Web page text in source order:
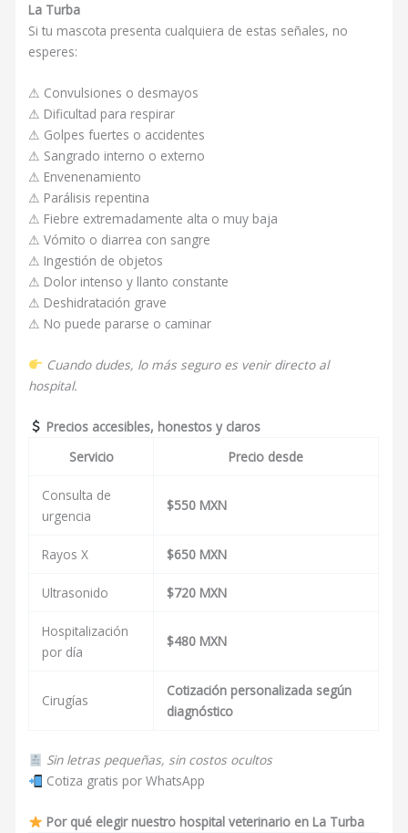
La Turba
Si tu mascota presenta cualquiera de estas señales, no
esperes:
⚠ Convulsiones o desmayos
⚠ Dificultad para respirar
⚠ Golpes fuertes o accidentes
⚠ Sangrado interno o externo
⚠ Envenenamiento
⚠ Parálisis repentina
⚠ Fiebre extremadamente alta o muy baja
⚠ Vómito o diarrea con sangre
⚠ Ingestión de objetos
⚠ Dolor intenso y llanto constante
⚠ Deshidratación grave
⚠ No puede pararse o caminar
Cuando dudes, lo más seguro es venir directo al
hospital.
Precios accesibles, honestos y claros
Servicio
Precio desde
Consulta de
urgencia
$550 MXN
Rayos X $650 MXN
Ultrasonido $720 MXN
Hospitalización
por día
$480 MXN
Cirugías
Cotización personalizada según
diagnóstico
Sin letras pequeñas, sin costos ocultos
Cotiza gratis por WhatsApp
Por qué elegir nuestro hospital veterinario en La Turba